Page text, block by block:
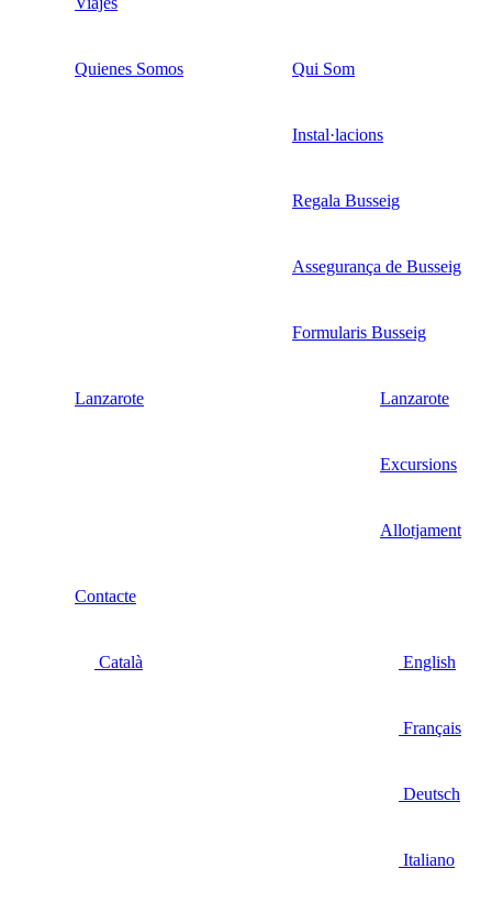
Quienes Somos Qui Som
Instal·lacions
Regala Busseig
Assegurança de Busseig
Formularis Busseig
Lanzarote Lanzarote
Excursions
Allotjament
Contacte
Català English
Français
Deutsch
Italiano